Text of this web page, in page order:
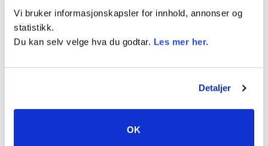
Vi bruker informasjonskapsler for innhold, annonser og
statistikk.
Du kan selv velge hva du godtar. Les mer her.
Detaljer
OK
TILLEGGSINFORMASJON
PASSER TIL
Pakningssett
Brukes på bomsylinder til blant annet Kubota
KX61-3 og KX71-3.